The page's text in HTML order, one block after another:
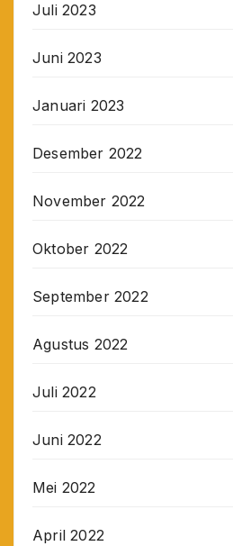
Juli 2023
Juni 2023
Januari 2023
Desember 2022
November 2022
Oktober 2022
September 2022
Agustus 2022
Juli 2022
Juni 2022
Mei 2022
April 2022